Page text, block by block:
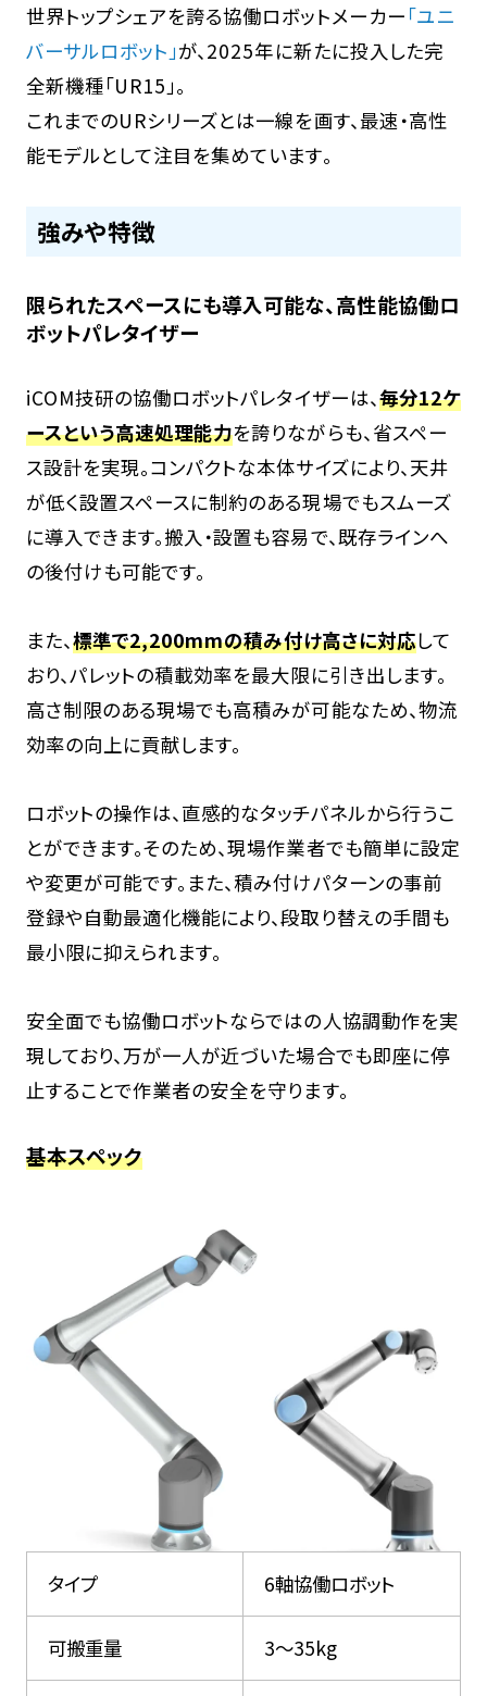
世界トップシェアを誇る協働ロボットメーカー 「ユニ
バーサルロボット」が、2025年に新たに投入した完
全新機種「UR15」。
これまでのURシリーズとは一線を画す、最速・高性
能モデルとして注目を集めています。
強みや特徴
限られたスペースにも導入可能な、高性能協働ロ
ボットパレタイザー
iCOM技研の協働ロボットパレタイザーは、毎分12ケ
ースという高速処理能力を誇りながらも、省スペー
ス設計を実現。コンパクトな本体サイズにより、天井
が低く設置スペースに制約のある現場でもスムーズ
に導入できます。搬入・設置も容易で、既存ラインへ
の後付けも可能です。
また、標準で2,200mmの積み付け高さに対応して
おり、パレットの積載効率を最大限に引き出します。
高さ制限のある現場でも高積みが可能なため、物流
効率の向上に貢献します。
ロボットの操作は、直感的なタッチパネルから行うこ
とができます。そのため、現場作業者でも簡単に設定
や変更が可能です。また、積み付けパターンの事前
登録や自動最適化機能により、段取り替えの手間も
最小限に抑えられます。
安全面でも協働ロボットならではの人協調動作を実
現しており、万が一人が近づいた場合でも即座に停
止することで作業者の安全を守ります。
基本スペック
タイプ 6軸協働ロボット
可搬重量 3～35kg